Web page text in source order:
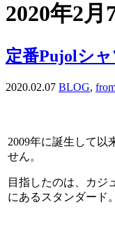
2020年2月
定番Pujolシ
2020.02.07 BLOG,
2009年に誕生して以
せん。
目指したのは、カジ
にあるスタンダード。